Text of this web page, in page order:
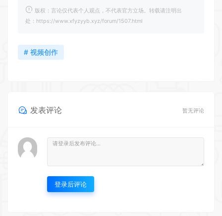
版权：言论仅代表个人观点，不代表官方立场。转载请注明出
处：https://www.xfyzyyb.xyz/forum/1507.html
# 视频创作
发表评论 暂无评论
登录后评论